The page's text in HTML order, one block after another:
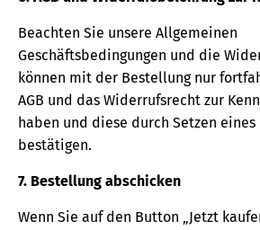
Beachten Sie unsere Allgemeinen
Geschäftsbedingungen und die
können mit der Bestellung nur
AGB und das Widerrufsrecht zur
haben und diese durch Setzen eines
bestätigen.
7. Bestellung abschicken
Wenn Sie auf den Button „Jetzt